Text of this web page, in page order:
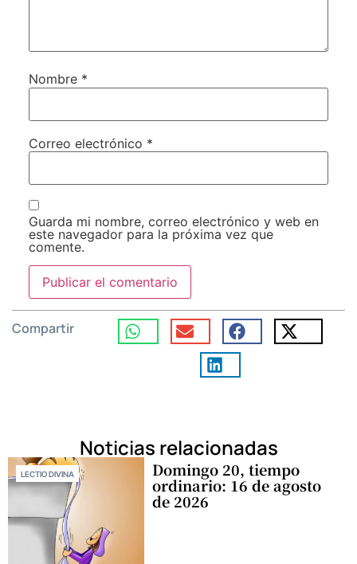
Nombre *
Correo electrónico *
Guarda mi nombre, correo electrónico y web en
este navegador para la próxima vez que
comente.
Compartir
Noticias relacionadas
LECTIO DIVINA Domingo 20, tiempo
ordinario: 16 de agosto
de 2026